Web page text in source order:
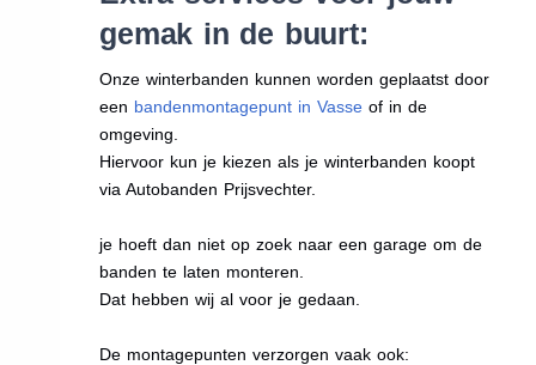
gemak in de buurt:
Onze winterbanden kunnen worden geplaatst door
een bandenmontagepunt in Vasse of in de
omgeving.
Hiervoor kun je kiezen als je winterbanden koopt
via Autobanden Prijsvechter.
je hoeft dan niet op zoek naar een garage om de
banden te laten monteren.
Dat hebben wij al voor je gedaan.
De montagepunten verzorgen vaak ook: